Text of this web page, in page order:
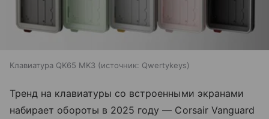
Клавиатура QK65 MK3 источник: Qwertykeys
Тренд на клавиатуры со встроенными экранами
набирает обороты в 2025 году — Corsair Vanguard